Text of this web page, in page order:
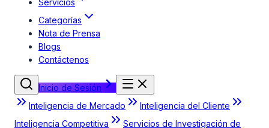
Servicios
Categorías
Nota de Prensa
Blogs
Contáctenos
Inicio de Sesión
Inteligencia de Mercado
Inteligencia del Cliente
Inteligencia Competitiva
Servicios de Investigación de